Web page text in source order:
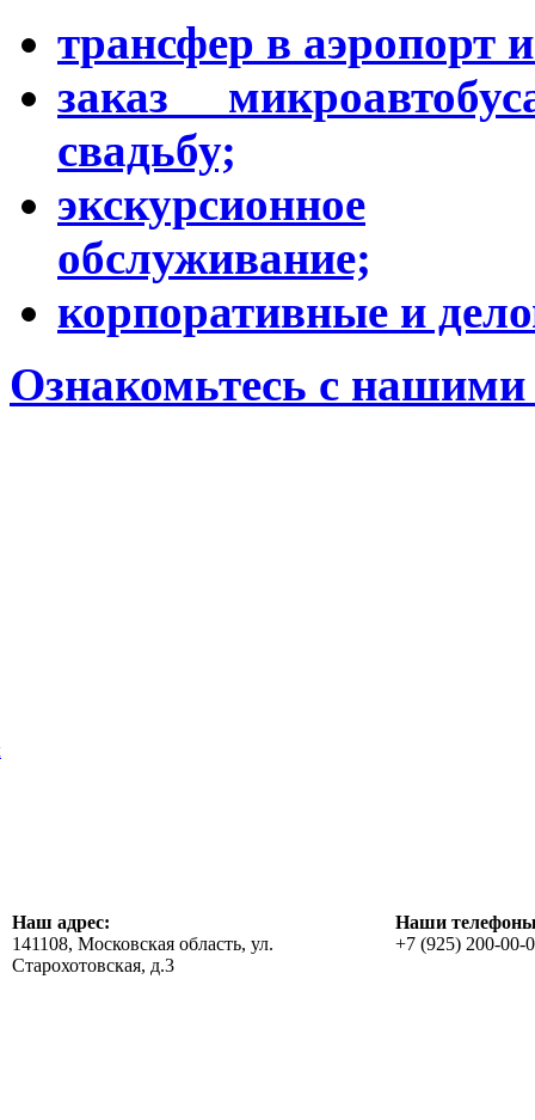
трансфер в аэропорт
заказ
свадьбу;
экскурсионное
обслуживание;
корпоративные и
Ознакомьтесь с
Наш адрес:
141108, Московская область, ул.
Старохотовская, д.3
Наши
+7 (925) 200-00-